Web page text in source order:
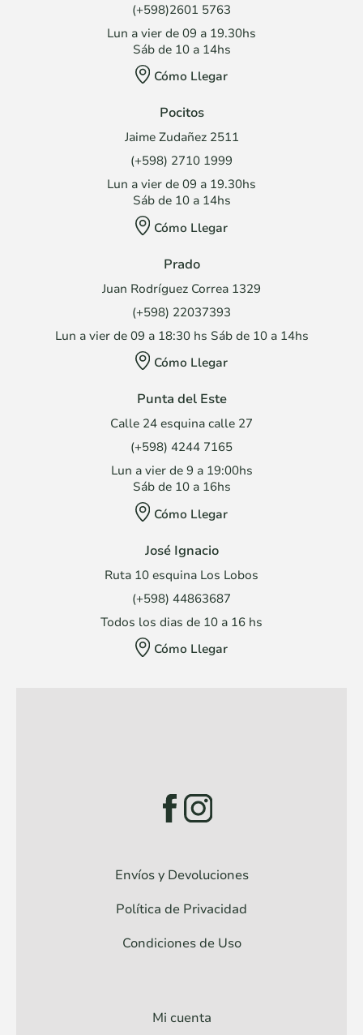
(+598)2601 5763
Lun a vier de 09 a 19.30hs
Sáb de 10 a 14hs
Cómo Llegar
Pocitos
Jaime Zudañez 2511
(+598) 2710 1999
Lun a vier de 09 a 19.30hs
Sáb de 10 a 14hs
Cómo Llegar
Prado
Juan Rodríguez Correa 1329
(+598) 22037393
Lun a vier de 09 a 18:30 hs Sáb de 10 a 14hs
Cómo Llegar
Punta del Este
Calle 24 esquina calle 27
(+598) 4244 7165
Lun a vier de 9 a 19:00hs
Sáb de 10 a 16hs
Cómo Llegar
José Ignacio
Ruta 10 esquina Los Lobos
(+598) 44863687
Todos los dias de 10 a 16 hs
Cómo Llegar
Envíos y Devoluciones
Política de Privacidad
Condiciones de Uso
Mi cuenta